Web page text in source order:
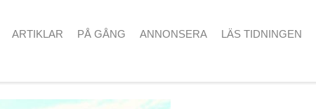
ARTIKLAR PÅ GÅNG ANNONSERA LÄS TIDNINGEN